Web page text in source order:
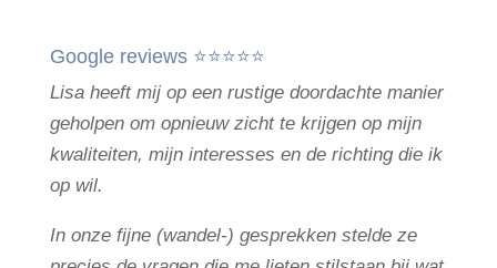
Google reviews ⭐⭐⭐⭐⭐
Lisa heeft mij op een rustige doordachte manier
geholpen om opnieuw zicht te krijgen op mijn
kwaliteiten, mijn interesses en de richting die ik
op wil.
In onze fijne (wandel-) gesprekken stelde ze